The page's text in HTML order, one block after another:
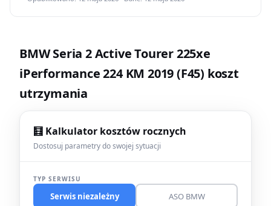
BMW Seria 2 Active Tourer 225xe
iPerformance 224 KM 2019 (F45) koszt
utrzymania
🧮 Kalkulator kosztów rocznych
Dostosuj parametry do swojej sytuacji
TYP SERWISU
Serwis niezależny ASO BMW